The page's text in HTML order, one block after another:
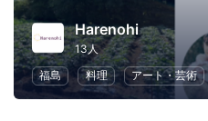
Harenohi
13人
福島
料理 アート・芸術